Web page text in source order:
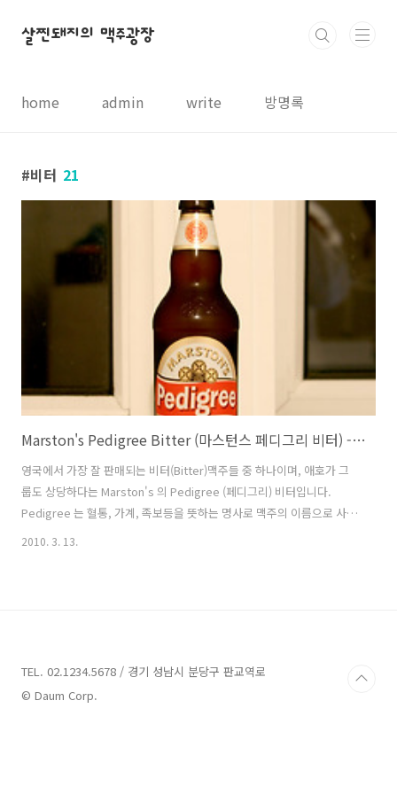
살찐돼지의 맥주광장
home admin write 방명록
비터 21
Marston's Pedigree Bitter (마스턴스 페디그리 비터) - 5.0%
영국에서 가장 잘 판매되는 비터(Bitter)맥주들 중 하나이며, 애호가 그
룹도 상당하다는 Marston's 의 Pedigree (페디그리) 비터입니다.
Pedigree 는 혈통, 가계, 족보등을 뜻하는 명사로 맥주의 이름으로 사용
되어진 것을 보아서는, 자신들의 맥주가 다른 맥주들과는 달리 유서깊고,
게, 그들은 옛 부터 고수해오던 방식으로..
2010. 3. 13.
TEL. 02.1234.5678 / 경기 성남시 분당구 판교역로
© Daum Corp.